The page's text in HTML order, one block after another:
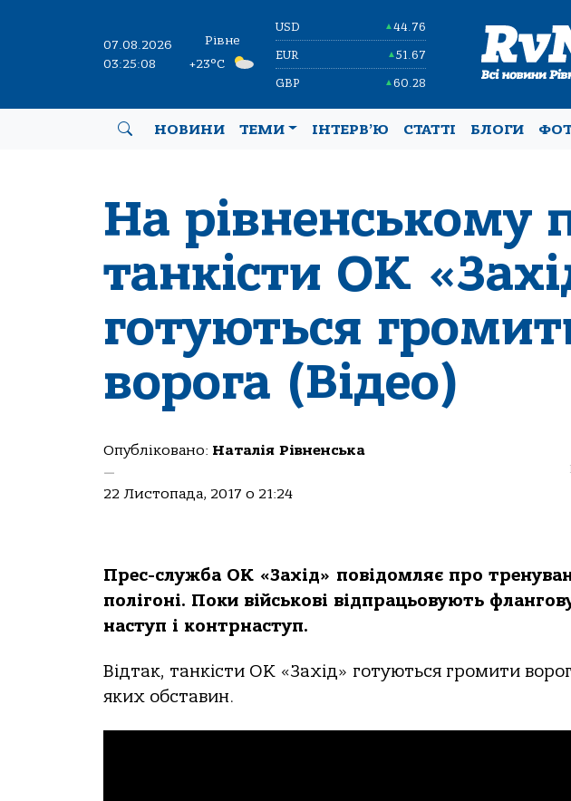
07.08.2026
03:25:09
Рівне
+23°C
USD ▲44.76
EUR ▲51.67
GBP ▲60.28
НОВИНИ ТЕМИ ІНТЕРВ’Ю СТАТТІ БЛОГИ
На рівненському
танкісти ОК
готуються
ворога (Відео)
Опубліковано: Наталія Рівненська
—
22 Листопада, 2017 о 21:24
Прес-служба ОК «Захід» повідомляє про
полігоні. Поки військові відпрацьовують
наступ і контрнаступ.
Відтак, танкісти ОК «Захід» готуються громити
яких обставин.